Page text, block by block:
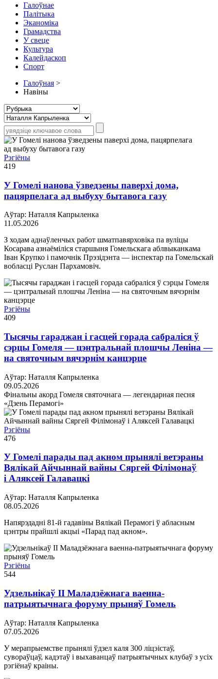
Галоўнае
Палітыка
Эканоміка
Грамадства
У свеце
Культура
Калейдаскоп
Спорт
Галоўная >
Навіны
Рэгіёны
419
У Гомелі нанова ўзведзены паверхі дома,
пацярпелага ад выбуху бытавога газу
Аўтар: Наталля Капрыленка
11.05.2026
З ходам аднаўленчых работ шматпавярховіка па вуліцы
Косарава азнаёміліся старшыня Гомельскага аблвыканкама
Іван Крупко і памочнік Прэзідэнта — інспектар па Гомельскай
вобласці Руслан Пархамовіч.
Рэгіёны
409
Тысячы гараджан і гасцей горада сабраліся ў
сэрцы Гомеля — цэнтральнай плошчы Леніна —
на святочным вячэрнім канцэрце
Аўтар: Наталля Капрыленка
09.05.2026
Фінальны акорд Гомеля святочнага — легендарная песня
«Дзень Перамогі»
Рэгіёны
476
У Гомелі парады пад акном прынялі ветэраны
Вялікай Айчыннай вайны Сяргей Філімонаў
і Аляксей Галавацкі
Аўтар: Наталля Капрыленка
08.05.2026
Напярэдадні 81-й гадавіны Вялікай Перамогі ў абласным
цэнтры прайшлі акцыі «Парад пад акном».
Рэгіёны
544
Удзельнікаў ІІ Маладзёжнага ваенна-
патрыятычнага форуму прыняў Гомель
Аўтар: Наталля Капрыленка
07.05.2026
У мерапрыемстве прынялі ўдзел каля 300 ліцэістаў,
сувораўцаў, кадэтаў і выхаванцаў патрыятычных клубаў з усіх
рэгіёнаў краіны.